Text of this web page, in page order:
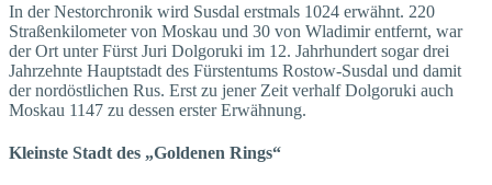
In der Nestorchronik wird Susdal erstmals 1024 erwähnt. 220
Straßenkilometer von Moskau und 30 von Wladimir entfernt, war
der Ort unter Fürst Juri Dolgoruki im 12. Jahrhundert sogar drei
Jahrzehnte Hauptstadt des Fürstentums Rostow-Susdal und damit
der nordöstlichen Rus. Erst zu jener Zeit verhalf Dolgoruki auch
Moskau 1147 zu dessen erster Erwähnung.
Kleinste Stadt des „Goldenen Rings“